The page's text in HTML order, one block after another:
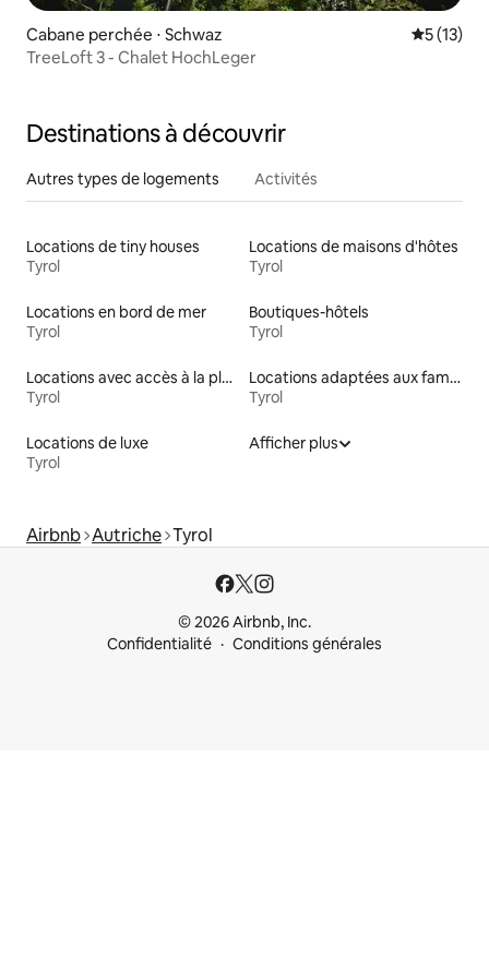
Cabane perchée ⋅ Schwaz
5 (13)
TreeLoft 3 - Chalet HochLeger
Destinations à découvrir
Autres types de logements Activités
Locations de tiny houses
Tyrol
Locations de maisons d'hôtes
Tyrol
Locations en bord de mer
Tyrol
Boutiques-hôtels
Tyrol
Locations avec accès à la plage
Tyrol
Locations adaptées aux familles
Tyrol
Locations de luxe
Tyrol
Afficher plus
Airbnb Autriche Tyrol
© 2026 Airbnb, Inc.
Confidentialité
Conditions générales